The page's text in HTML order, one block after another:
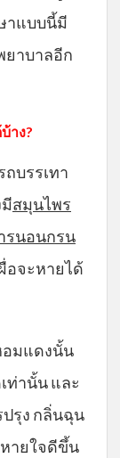
าแบบนี้มี
ยาบาลอีก
าง?
บรรเทา
สมุนไพร
รนอนกรน
อจะหายได้
อมแดงนั้น
ท่านั้น และ
รุง กลิ่นฉุน
ายใจดีขึ้น